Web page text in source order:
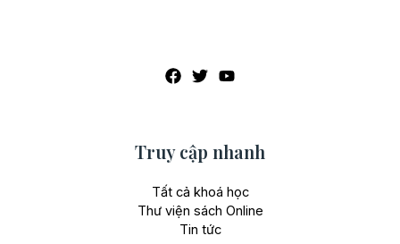
Truy cập nhanh
Tất cả khoá học
Thư viện sách Online
Tin tức